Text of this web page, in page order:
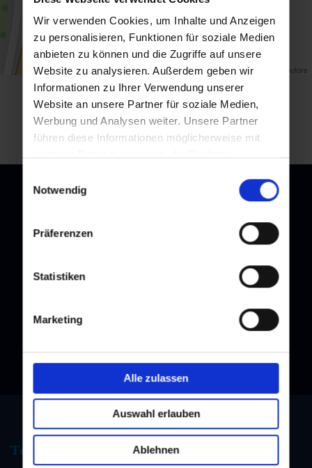
Wir verwenden Cookies, um Inhalte und Anzeigen
zu personalisieren, Funktionen für soziale Medien
anbieten zu können und die Zugriffe auf unsere
Website zu analysieren. Außerdem geben wir
Informationen zu Ihrer Verwendung unserer
Website an unsere Partner für soziale Medien,
Werbung und Analysen weiter. Unsere Partner
führen diese Informationen möglicherweise mit
Nutzung der Dienste gesammelt haben.
Notwendig
Präferenzen
Statistiken
Marketing
Alle zulassen
Auswahl erlauben
Ablehnen
Map data ©OpenStreetMap contributors
Zurück zur Übersicht
Melden Sie sich bei unserem Newsletter an, und bleiben Sie
Tourismus Information